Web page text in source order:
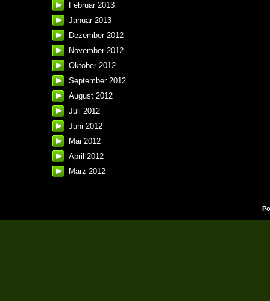
Februar 2013
Januar 2013
Dezember 2012
November 2012
Oktober 2012
September 2012
August 2012
Juli 2012
Juni 2012
Mai 2012
April 2012
März 2012